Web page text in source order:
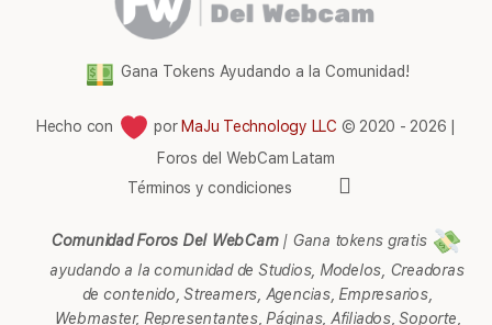
Gana Tokens Ayudando a la Comunidad!
Hecho con por MaJu Technology LLC © 2020 - 2026 |
Foros del WebCam Latam
Términos y condiciones
Comunidad Foros Del WebCam| Gana tokens gratis
ayudando a la comunidad de Studios, Modelos, Creadoras
de contenido, Streamers, Agencias, Empresarios,
Webmaster, Representantes, Páginas, Afiliados, Soporte,